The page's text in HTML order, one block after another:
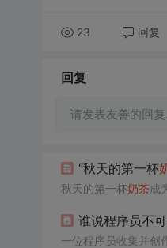
23 回复
回复
请发表友善的回
“秋天的第一杯
秋天的第一杯奶茶成
谁说程序员不
一位程序员收集并创